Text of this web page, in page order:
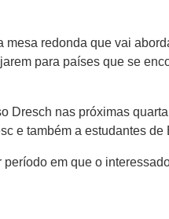
redonda que vai
para países que se
Dresch nas próximas
e também a estudantes de
em que o